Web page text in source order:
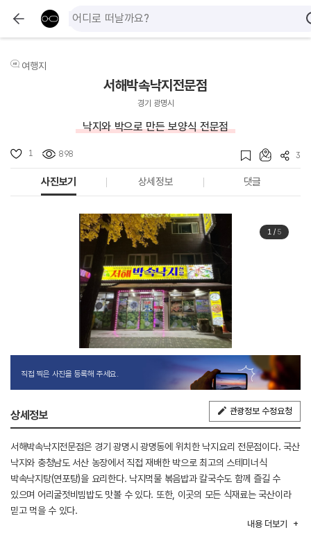
여행지
서해박속낙지전문점
경기 광명시
낙지와 박으로 만든 보양식 전문점
1 898 3
사진보기 상세정보 댓글
1/ 5
직접 찍은 사진을 등록해 주세요.
상세정보 관광정보 수정요청
서해박속낙지전문점은 경기 광명시 광명동에 위치한 낙지요리 전문점이다. 국산
낙지와 충청남도 서산 농장에서 직접 재배한 박으로 최고의 스테미너식
박속낙지탕(연포탕)을 요리한다. 낙지먹물 볶음밥과 칼국수도 함께 즐길 수
있으며 어리굴젓비빔밥도 맛볼 수 있다. 또한, 이곳의 모든 식재료는 국산이라
믿고 먹을 수 있다.
내용 더보기